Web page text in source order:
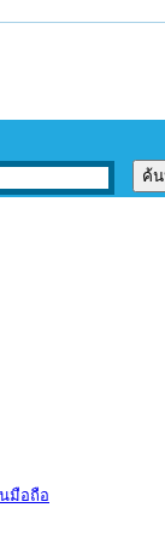
มือถือ